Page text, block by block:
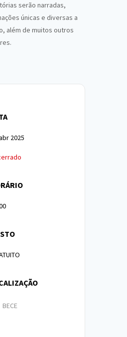
serão narradas,
únicas e diversas a
além de muitos outros
2025
BECE